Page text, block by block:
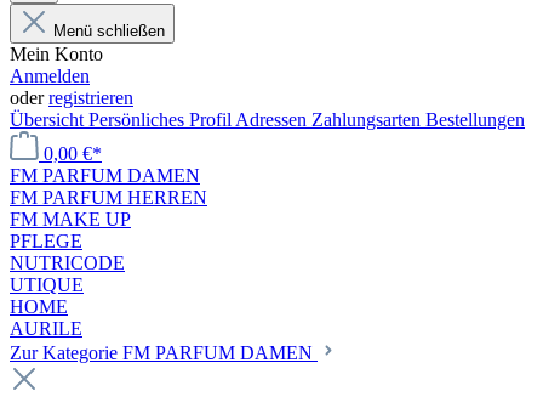
Menü schließen
Mein Konto
Anmelden
oderregistrieren
Übersicht Persönliches Profil Adressen Zahlungsarten Bestellungen
0,00 €*
FM PARFUM DAMEN
FM PARFUM HERREN
FM MAKE UP
PFLEGE
NUTRICODE
UTIQUE
HOME
AURILE
Zur Kategorie FM PARFUM DAMEN